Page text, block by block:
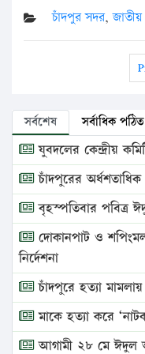
চাঁদপুর সদর,জাতীয়
সর্বশেষ সর্বাধিক পঠিত
যুবদলের কেন্দ্রীয়
চাঁদপুরের
বৃহস্পতিবার পবিত্র
দোকানপাট ও শপিংমল
নির্দেশনা
চাঁদপুরে হত্যা
মাকে হত্যা করে
আগামী ২৮ মে ঈদুল